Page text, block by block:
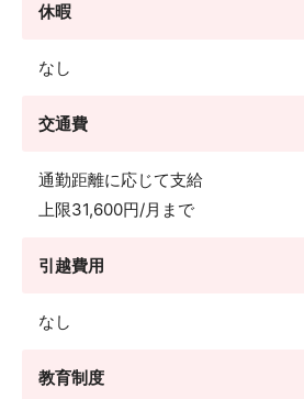
休暇
なし
交通費
通勤距離に応じて支給
上限31,600円/月まで
引越費用
なし
教育制度